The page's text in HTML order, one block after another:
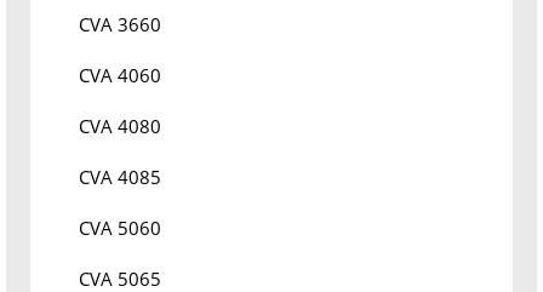
CVA 3660
CVA 4060
CVA 4080
CVA 4085
CVA 5060
CVA 5065